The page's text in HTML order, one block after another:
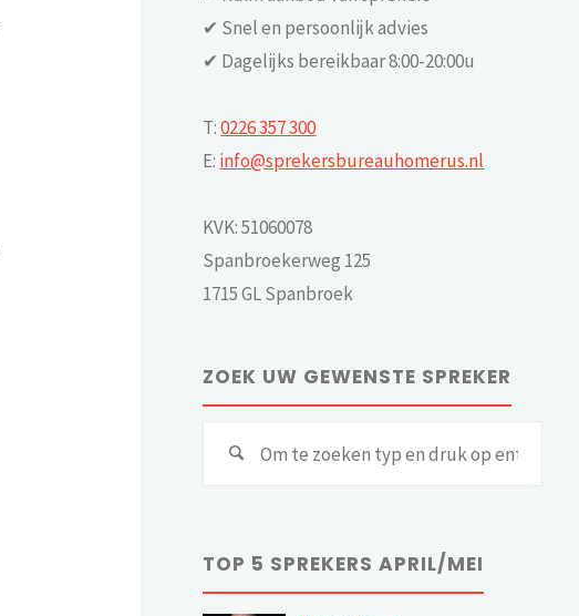
✔ Snel en persoonlijk advies
✔ Dagelijks bereikbaar 8:00-20:00u
T:0226 357 300
E: info@sprekersbureauhomerus.nl
KVK: 51060078
Spanbroekerweg 125
1715 GL Spanbroek
ZOEK UW GEWENSTE SPREKER
Zoeken
TOP 5 SPREKERS APRIL/MEI